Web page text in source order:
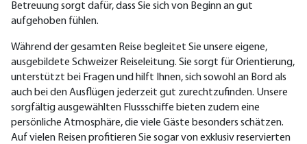
Betreuung sorgt dafür, dass Sie sich von Beginn an gut
aufgehoben fühlen.
Während der gesamten Reise begleitet Sie unsere eigene,
ausgebildete Schweizer Reiseleitung. Sie sorgt für Orientierung,
unterstützt bei Fragen und hilft Ihnen, sich sowohl an Bord als
auch bei den Ausflügen jederzeit gut zurechtzufinden. Unsere
sorgfältig ausgewählten Flussschiffe bieten zudem eine
persönliche Atmosphäre, die viele Gäste besonders schätzen.
Auf vielen Reisen profitieren Sie sogar von exklusiv reservierten